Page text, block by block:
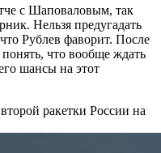
с Шаповаловым, так
Нельзя предугадать
что Рублев фаворит. После
что вообще ждать
шансы на этот
ракетки России на